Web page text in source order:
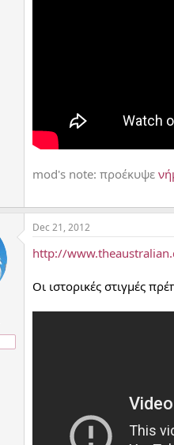
mod's note: προέκυψε
Dec 21, 2012
http://
Οι ιστορικές στιγμές